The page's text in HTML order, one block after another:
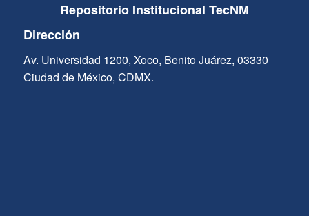
Repositorio Institucional TecNM
Dirección
Av. Universidad 1200, Xoco, Benito Juárez, 03330
Ciudad de México, CDMX.